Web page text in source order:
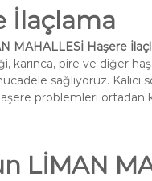
İlaçlama
MAHALLESİ Haşere
karınca, pire ve diğer
sağlıyoruz. Kalıcı
problemleri ortadan
LİMAN